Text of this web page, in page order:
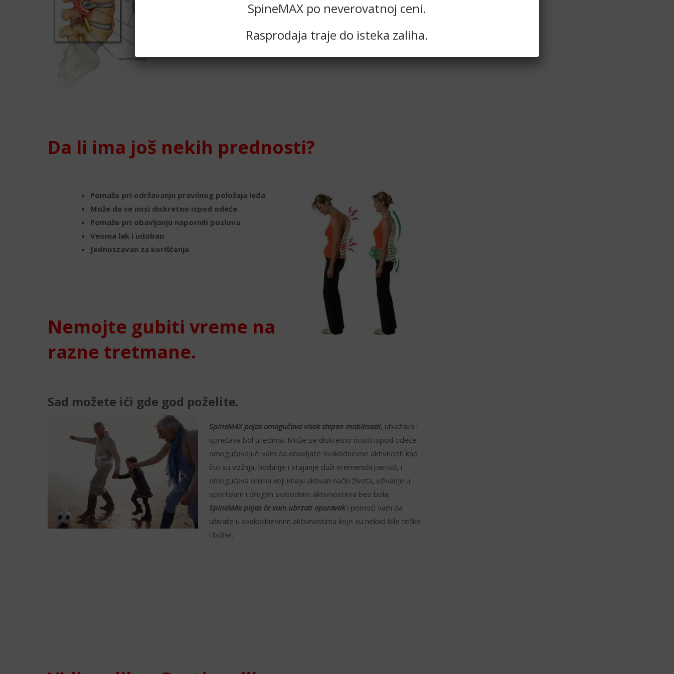
Kod podizanja teških tereta
Kod višesatne svakodnevne vožnje
Da li ima još nekih prednosti?
Pomaže pri održavanju pravilnog položaja leđa
Može da se nosi diskretno ispod odeće
Pomaže pri obavljanju napornih poslova
Veoma lak i udoban
Jednostavan za korišćenje
Nemojte gubiti vreme na
razne tretmane.
Sad možete ići gde god poželite.
SpineMAX pojas omogućava visok stepen mobilnosti, ublažava i
sprečava bol u leđima. Može se diskretno nositi ispod odeće
omogućavajući vam da obavljate svakodnevne aktivnosti kao
što su vožnja, hodanje i stajanje duži vremenski period, i
omogućava onima koji imaju aktivan način života, uživanje u
sportskim i drugim slobodnim aktivnostima bez bola.
SpineMAx pojas će vam ubrzati oporavak i pomoći vam da
uživate u svakodnevnim aktivnostima koje su nekad bile teške
i bolne.
SpineMAX po neverovatnoj ceni.
Rasprodaja traje do isteka zaliha.